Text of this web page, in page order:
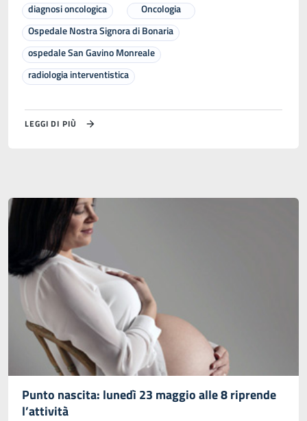
diagnosi oncologica
Oncologia
Ospedale Nostra Signora di Bonaria
ospedale San Gavino Monreale
radiologia interventistica
LEGGI DI PIÙ
Punto nascita: lunedì 23 maggio alle 8 riprende
l’attività